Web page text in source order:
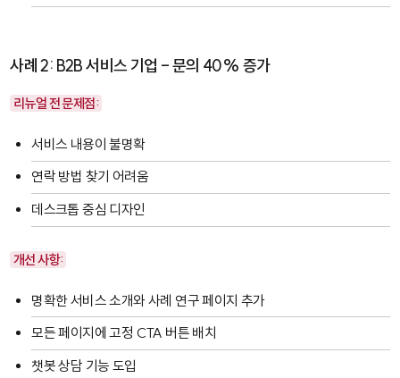
사례 2: B2B 서비스 기업 - 문의 40% 증가
리뉴얼 전 문제점:
서비스 내용이 불명확
연락 방법 찾기 어려움
데스크톱 중심 디자인
개선 사항:
명확한 서비스 소개와 사례 연구 페이지 추가
모든 페이지에 고정 CTA 버튼 배치
챗봇 상담 기능 도입